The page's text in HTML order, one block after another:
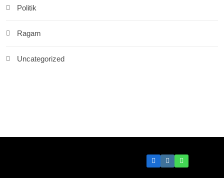
Politik
Ragam
Uncategorized